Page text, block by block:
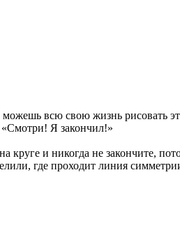
можешь всю свою жизнь рисовать
«Смотри! Я закончил!»
и никогда не закончите,
где проходит линия